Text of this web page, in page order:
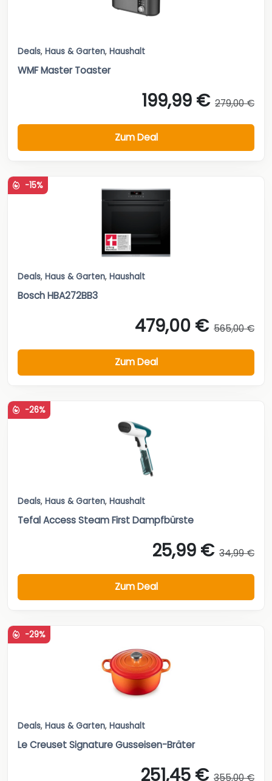
Deals, Haus & Garten, Haushalt
WMF Master Toaster
199,99 € 279,00 €
Zum Deal
-15%
Deals, Haus & Garten, Haushalt
Bosch HBA272BB3
479,00 € 565,00 €
Zum Deal
-26%
Deals, Haus & Garten, Haushalt
Tefal Access Steam First Dampfbürste
25,99 € 34,99 €
Zum Deal
-29%
Deals, Haus & Garten, Haushalt
Le Creuset Signature Gusseisen-Bräter
251,45 € 355,00 €